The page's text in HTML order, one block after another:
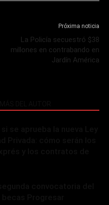
Próxima noticia
La Policía secuestró $38
millones en contrabando en
Jardín América